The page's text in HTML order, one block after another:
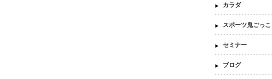
カラダ
スポーツ鬼ごっこ
セミナー
ブログ